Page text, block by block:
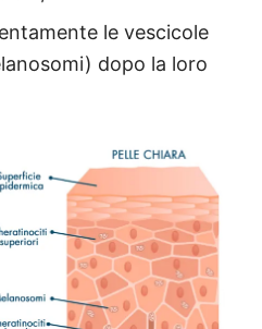
le vescicole
dopo la loro